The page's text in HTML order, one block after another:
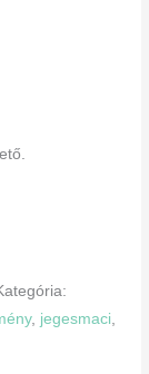
, jegesmaci